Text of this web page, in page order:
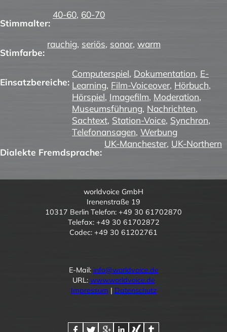
Stimmalter:
40-60, 60-70
Stimfarbe:
rauchig, seriös, sonor, warm
Einsatzbereiche:
Computerspiel, Dokumentation, E-
Learning, Film-Voiceover, Hörbuch,
Hörspiel, Imagefilm, Moderation,
Museumsführung, Nachrichten,
Sachtext, Station-Voice, Synchron,
Telefonansagen, Werbung
Dialekte Fremdsprache:
UK-Manchester, UK-Northern
worldvoice GmbH
Irenenstraße 19
10317 Berlin Telefon: +49 30 61702870
Telefax: +49 30 61702872
Codec: +49 30 61202761
E-Mail: info@worldvoice.de
URL: www.worldvoice.de
Impressum | Datenschutz